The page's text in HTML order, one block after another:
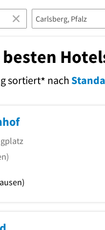
sortiert* nach